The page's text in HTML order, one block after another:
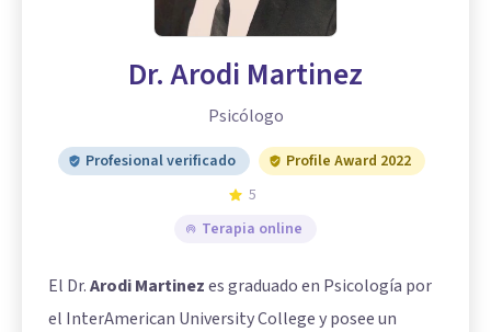
Dr. Arodi Martinez
Psicólogo
Profesional verificado
Profile Award 2022
5
Terapia online
El Dr.Arodi Martinezes graduado en Psicología por
el InterAmerican University College y posee un